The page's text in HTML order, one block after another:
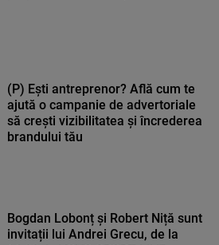
(P) Ești antreprenor? Află cum te
ajută o campanie de advertoriale
să crești vizibilitatea și încrederea
brandului tău
Bogdan Lobonț și Robert Niță sunt
invitații lui Andrei Grecu, de la